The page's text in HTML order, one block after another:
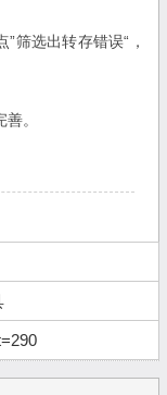
筛选出转存错误“，
。